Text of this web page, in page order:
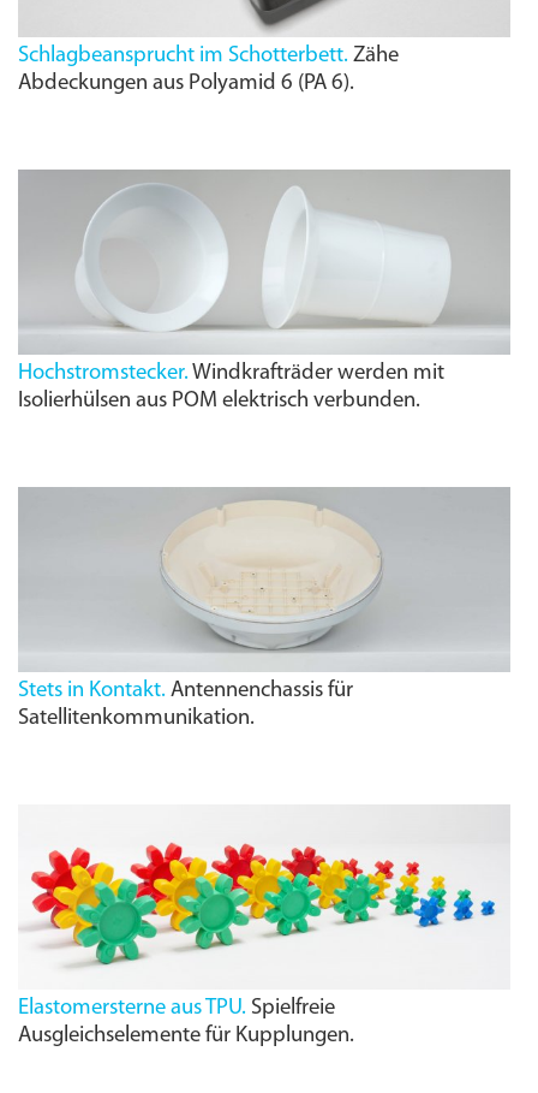
Schlagbeansprucht im Schotterbett. Zähe
Abdeckungen aus Polyamid 6 (PA 6).
Hochstromstecker. Windkrafträder werden mit
Isolierhülsen aus POM elektrisch verbunden.
Stets in Kontakt. Antennenchassis für
Satellitenkommunikation.
Elastomersterne aus TPU. Spielfreie
Ausgleichselemente für Kupplungen.